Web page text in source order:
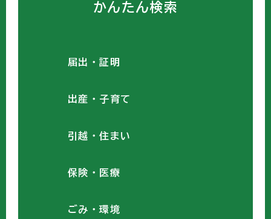
かんたん検索
届出・証明
出産・子育て
引越・住まい
保険・医療
ごみ・環境